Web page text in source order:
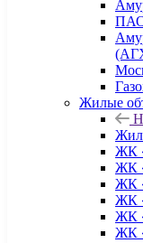
ПАО
Жилые
ЖК
ЖК
ЖК
ЖК
ЖК
ЖК